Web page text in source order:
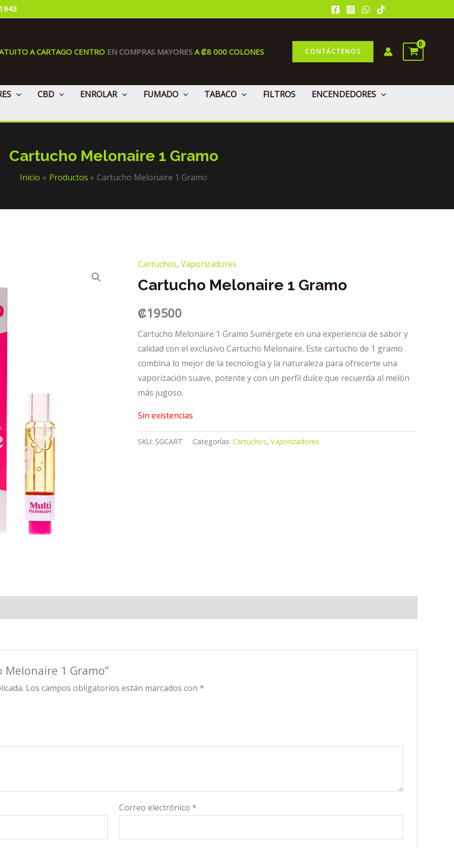
A CARTAGO CENTRO EN COMPRAS MAYORES A ₡8 000 COLONES CONTÁCTENOS
CBD ENROLAR FUMADO TABACO FILTROS
ENCENDEDORES
Cartucho Melonaire 1 Gramo
Inicio Productos Cartucho Melonaire 1 Gramo
Cartuchos, Vaporizadores
Cartucho Melonaire 1 Gramo
₡19500
Cartucho Melonaire 1 Gramo Sumérgete en una experiencia de sabor y
calidad con el exclusivo Cartucho Melonaire. Este cartucho de 1 gramo
combina lo mejor de la tecnología y la naturaleza para ofrecerte una
vaporización suave, potente y con un perfil dulce que recuerda al melón
más jugoso.
Sin existencias
SKU: SGCART Categorías: Cartuchos, Vaporizadores
1 Gramo”
Los campos obligatorios están marcados con *
Correo electrónico *